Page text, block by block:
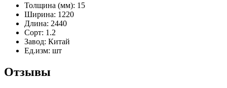
Толщина (мм): 15
Ширина: 1220
Длина: 2440
Сорт: 1.2
Завод: Китай
Ед.изм: шт
Отзывы